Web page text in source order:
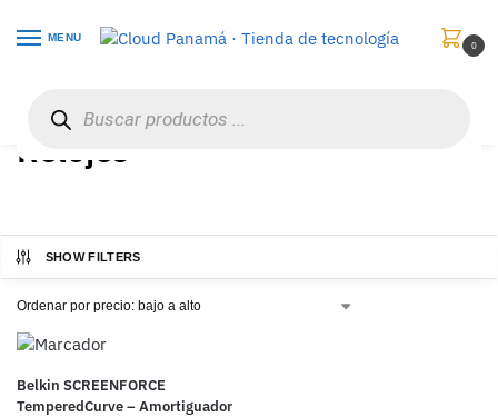
MENU
0
Relojes
SHOW FILTERS
Belkin SCREENFORCE
TemperedCurve – Amortiguador